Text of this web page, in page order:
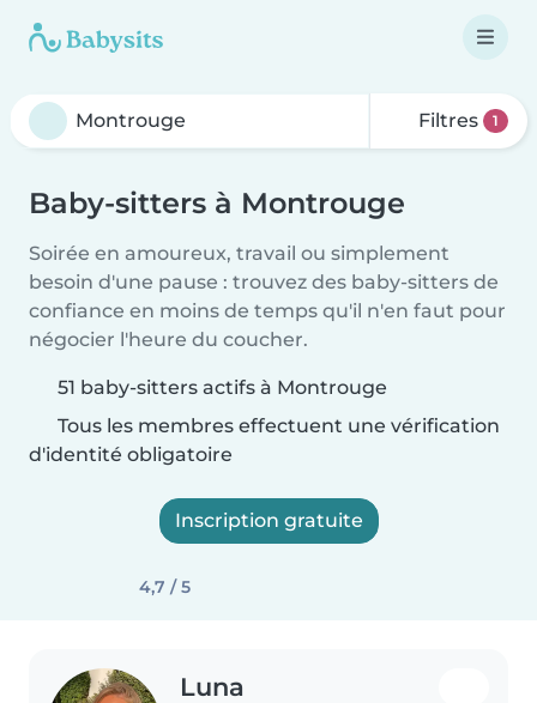
Filtres 1
Baby-sitters à Montrouge
Soirée en amoureux, travail ou simplement
besoin d'une pause : trouvez des baby-sitters de
confiance en moins de temps qu'il n'en faut pour
négocier l'heure du coucher.
51 baby-sitters actifs à Montrouge
Tous les membres effectuent une vérification
d'identité obligatoire
Inscription gratuite
4,7 / 5
Luna